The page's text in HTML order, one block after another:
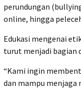
perundungan
online, hingga
Edukasi mengenai
turut menjadi bagian
“Kami ingin
dan mampu menjaga